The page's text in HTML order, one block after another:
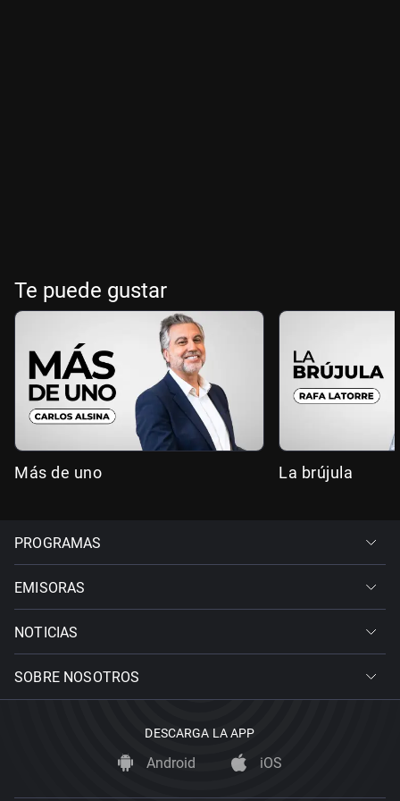
Te puede gustar
Más de uno La brújula
PROGRAMAS
EMISORAS
NOTICIAS
SOBRE NOSOTROS
DESCARGA LA APP
Android iOS